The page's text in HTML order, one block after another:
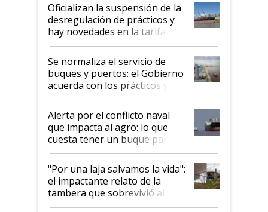
Oficializan la suspensión de la
desregulación de prácticos y
hay novedades en la tarifa de
la hidrovía
Se normaliza el servicio de
buques y puertos: el Gobierno
acuerda con los prácticos y
suspende el decreto de
desregulación
Alerta por el conflicto naval
que impacta al agro: lo que
cuesta tener un buque parado
y el peligro de que Argentina
pase a ser "país sucio"
"Por una laja salvamos la vida":
el impactante relato de la
tambera que sobrevivió al
tornado